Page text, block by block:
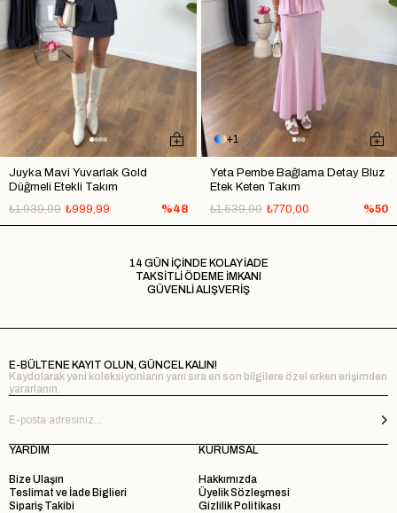
Juyka Mavi Yuvarlak Gold
Düğmeli Etekli Takım
₺999,99
₺1.939,99 %48
1
Yeta Pembe Bağlama Detay Bluz
Etek Keten Takım
₺770,00
₺1.539,99 %50
14 GÜN İÇİNDE KOLAY İADE
TAKSİTLİ ÖDEME İMKANI
GÜVENLİ ALIŞVERİŞ
E-BÜLTENE KAYIT OLUN, GÜNCEL KALIN!
Kaydolarak yeni koleksiyonların yanı sıra en son bilgilere özel erken erişimden
yararlanın.
YARDIM
Bize Ulaşın
Teslimat ve İade Biglieri
Sipariş Takibi
KURUMSAL
Hakkımızda
Üyelik Sözleşmesi
Gizlilik Politikası